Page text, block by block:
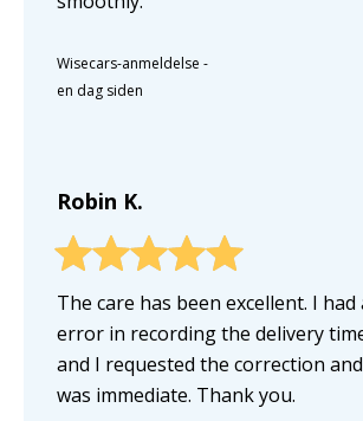
Wisecars-anmeldelse -
en dag siden
Robin K.
The care has been excellent. I had
error in recording the delivery
and I requested the correction
was immediate. Thank you.